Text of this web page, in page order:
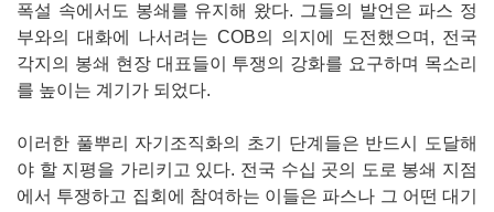
폭설 속에서도 봉쇄를 유지해 왔다. 그들의 발언은 파스 정
부와의 대화에 나서려는 COB의 의지에 도전했으며, 전국
각지의 봉쇄 현장 대표들이 투쟁의 강화를 요구하며 목소리
를 높이는 계기가 되었다.
이러한 풀뿌리 자기조직화의 초기 단계들은 반드시 도달해
야 할 지평을 가리키고 있다. 전국 수십 곳의 도로 봉쇄 지점
에서 투쟁하고 집회에 참여하는 이들은 파스나 그 어떤 대기